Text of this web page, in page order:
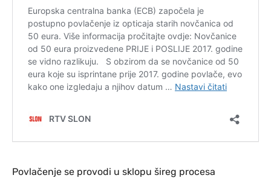
Povlačenje se provodi u sklopu šireg procesa